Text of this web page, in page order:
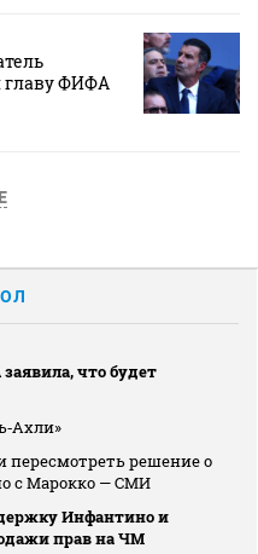
главу ФИФА
что будет
пересмотреть решение о
с Марокко — СМИ
Инфантино и
прав на ЧМ